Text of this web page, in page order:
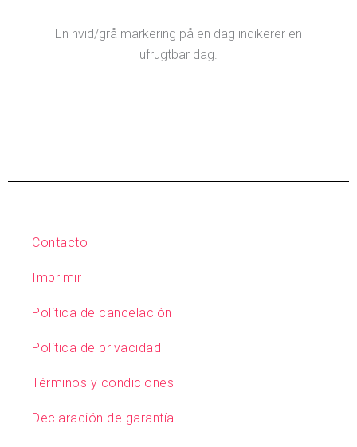
En hvid/grå markering på en dag indikerer en
ufrugtbar dag.
Contacto
Imprimir
Política de cancelación
Política de privacidad
Términos y condiciones
Declaración de garantía